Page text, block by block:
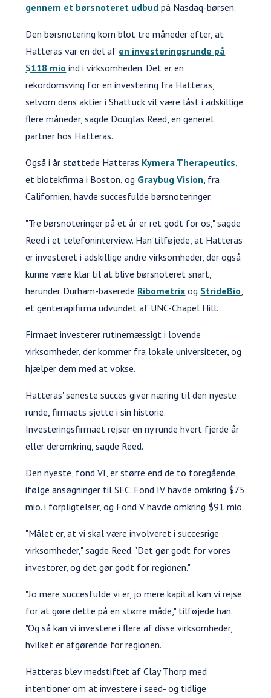
gennem et børsnoteret udbud på Nasdaq-børsen.
Den børsnotering kom blot tre måneder efter, at
Hatteras var en del af en investeringsrunde på
$118 mio ind i virksomheden. Det er en
rekordomsving for en investering fra Hatteras,
selvom dens aktier i Shattuck vil være låst i adskillige
flere måneder, sagde Douglas Reed, en generel
partner hos Hatteras.
Også i år støttede Hatteras Kymera Therapeutics
et biotekfirma i Boston, og Graybug Vision , fra
Californien, havde succesfulde børsnoteringer.
"Tre børsnoteringer på et år er ret godt for os," sagde
Reed i et telefoninterview. Han tilføjede, at Hatteras
er investeret i adskillige andre virksomheder, der også
kunne være klar til at blive børsnoteret snart,
herunder Durham-baserede Ribometrix og StrideBio
et genterapifirma udvundet af UNC-Chapel Hill.
Firmaet investerer rutinemæssigt i lovende
virksomheder, der kommer fra lokale universiteter, og
hjælper dem med at vokse.
Hatteras' seneste succes giver næring til den nyeste
runde, firmaets sjette i sin historie.
Investeringsfirmaet rejser en ny runde hvert fjerde år
eller deromkring, sagde Reed.
Den nyeste, fond VI, er større end de to foregående,
ifølge ansøgninger til SEC. Fond IV havde omkring $75
mio. i forpligtelser, og Fond V havde omkring $91 mio.
"Målet er, at vi skal være involveret i succesrige
virksomheder," sagde Reed. "Det gør godt for vores
investorer, og det gør godt for regionen."
"Jo mere succesfulde vi er, jo mere kapital kan vi rejse
for at gøre dette på en større måde," tilføjede han.
"Og så kan vi investere i flere af disse virksomheder,
hvilket er afgørende for regionen."
Hatteras blev medstiftet af Clay Thorp med
intentioner om at investere i seed- og tidlige